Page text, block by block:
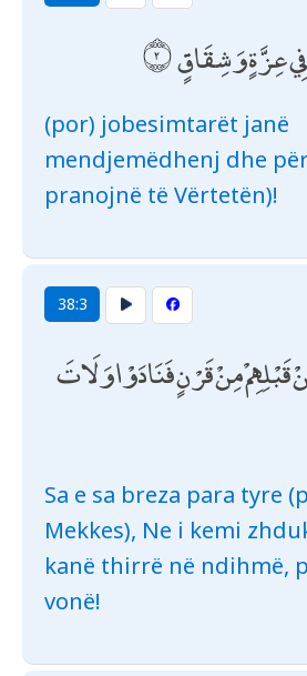
عِزَّةٍ وَشِقَاقٍ
(por) jobesimtarët janë
mendjemëdhenj dhe
pranojnë të Vërtetën)!
38:3
مِنْ قَرْنٍ فَنَادَوْا وَلَاتَ
Sa e sa breza para tyre
Mekkes), Ne i kemi
kanë thirrë në ndihmë,
vonë!